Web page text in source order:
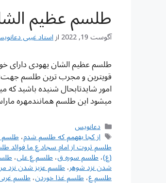
طلسم عظیم
آگوست 19, 2022 ازاستاد غیبی دعانویس
طلسم عظیم الشان یهودی دارای
قویترین و مجرب ترین طلسم
امور شایدتابحال شنیده باشید
میشود این طلسم همانندمهره
دسته‌ها
دعانویس
برچسب‌ها
از کجا بفهمم که طلسم شدم،طلسم
طلسم ثروت از امام سجاد ع ما فوائد
(ع)،طلسم سوره ق،طلسم ع علی،
شدن نزد شوهر،طلسم عزیز شدن نزد
طلسم غ،طلسم غذا خوردن،طلسم